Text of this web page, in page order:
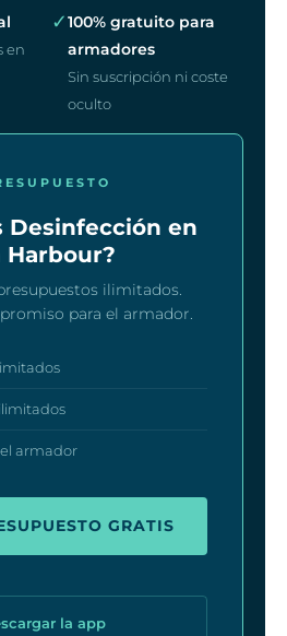
en
✓100% gratuito para
armadores
Sin suscripción ni coste
oculto
Desinfección en
ilimitados.
para el armador.
armador
GRATIS
la app